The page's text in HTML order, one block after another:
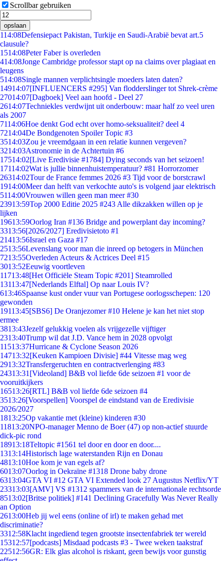
Scrollbar gebruiken
opslaan
114:08Defensiepact Pakistan, Turkije en Saudi-Arabië bevat art.5
clausule?
1514:08Peter Faber is overleden
414:08Jonge Cambridge professor stapt op na claims over plagiaat en
leugens
514:08Single mannen verplichtsingle moeders laten daten?
14914:07[INFLUENCERS #295] Van flodderslinger tot Shrek-crème
27014:07[Dagboek] Veel aan hoofd - Deel 27
2614:07Techniekles verdwijnt uit onderbouw: maar half zo veel uren
als 2007
7114:06Hoe denkt God echt over homo-seksualiteit? deel 4
7214:04De Bondgenoten Spoiler Topic #3
3514:03Zou je vreemdgaan in een relatie kunnen vergeven?
3214:03Astronomie in de Achtertuin #6
17514:02[Live Eredivisie #1784] Dying seconds van het seizoen!
17114:02Wat is jullie binnenhuistemperatuur? #81 Horrorzomer
26314:02Tour de France femmes 2026 #3 Tijd voor de borstcrawl
1914:00Meer dan helft van verkochte auto's is volgend jaar elektrisch
5114:00Vrouwen willen geen man meer #30
23913:59Top 2000 Editie 2025 #243 Alle dikzakken willen op je
lijken
19613:59Oorlog Iran #136 Bridge and powerplant day incoming?
3313:56[2026/2027] Eredivisietoto #1
21413:56Israel en Gaza #17
2513:56Levenslang voor man die inreed op betogers in München
7213:55Overleden Acteurs & Actrices Deel #15
3013:52Eeuwig voortleven
11713:48[Het Officiële Steam Topic #201] Steamrolled
13113:47[Nederlands Elftal] Op naar Louis IV?
613:46Spaanse kust onder vuur van Portugese oorlogsschepen: 120
gewonden
19113:45[SBS6] De Oranjezomer #10 Helene je kan het niet stop
ermee
3813:43Jezelf gelukkig voelen als vrijgezelle vijftiger
2313:40Trump wil dat J.D. Vance hem in 2028 opvolgt
11513:37Hurricane & Cyclone Season 2026
14713:32[Keuken Kampioen Divisie] #44 Vitesse mag weg
2913:32Transfergeruchten en contractverlenging #83
24313:31 [Videoland] B&B vol liefde 6de seizoen #1 voor de
vooruitkijkers
16513:26[RTL] B&B vol liefde 6de seizoen #4
3513:26[Voorspellen] Voorspel de eindstand van de Eredivisie
2026/2027
1813:25Op vakantie met (kleine) kinderen #30
11813:20NPO-manager Menno de Boer (47) op non-actief stuurde
dick-pic rond
18913:18Teltopic #1561 tel door en door en door....
1313:14Historisch lage waterstanden Rijn en Donau
4813:10Hoe kom je van egels af?
6013:07Oorlog in Oekraïne #1318 Drone baby drone
6313:04GTA VI #12 GTA VI Extended look 27 Augustus Netflix/YT
23313:03[AMV] VS #1312 spammers van de internationale rechtsorde
8513:02[Britse politiek] #141 Declining Gracefully Was Never Really
an Option
2613:00Heb jij wel eens (online of irl) te maken gehad met
discriminatie?
3312:58Klacht ingediend tegen grootste insectenfabriek ter wereld
15312:57[podcasts] Misdaad podcasts #3 - Twee weken taakstraf
22512:56GR: Elk glas alcohol is riskant, geen bewijs voor gunstig